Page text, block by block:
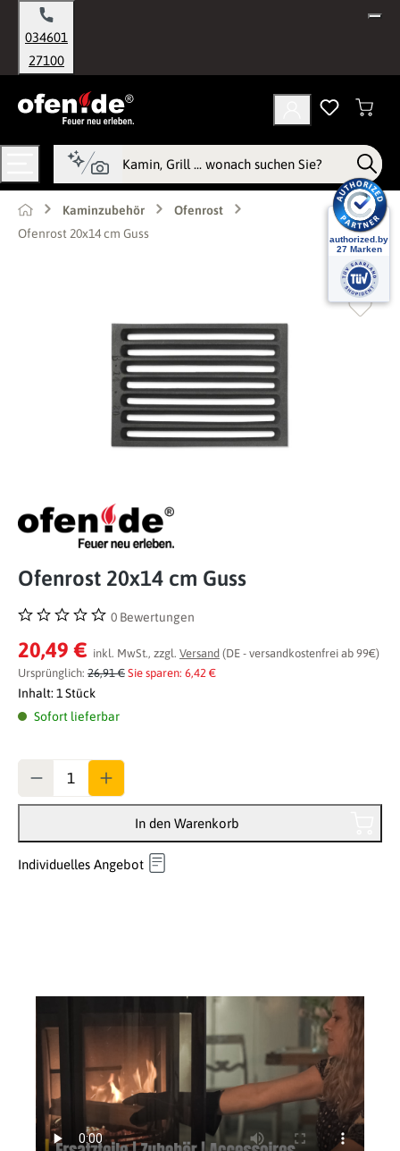
springen
034601
27100
Kaminzubehör
Ofenrost
Ofenrost 20x14 cm Guss
Ofenrost 20x14 cm Guss
Durchschnittliche Bewertung von 0 von 5 Sternen
0 Bewertungen
20,49 € inkl. MwSt., zzgl. Versand (DE - versandkostenfrei ab 99€)
Ursprünglich: 26,91 € Sie sparen: 6,42 €
Inhalt: 1 Stück
Sofort lieferbar
In den Warenkorb
Individuelles Angebot